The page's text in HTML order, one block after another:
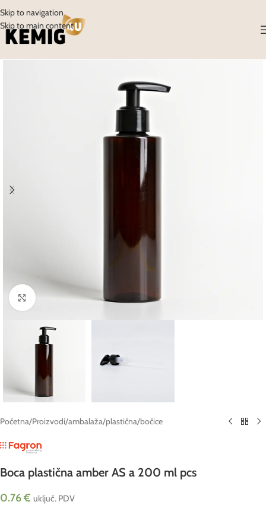
Skip to navigation
Skip to main content
Click to enlarge
Početna/Proizvodi/ambalaža/plastična/bočice
Boca plastična amber AS a 200 ml pcs
0.76€ uključ. PDV